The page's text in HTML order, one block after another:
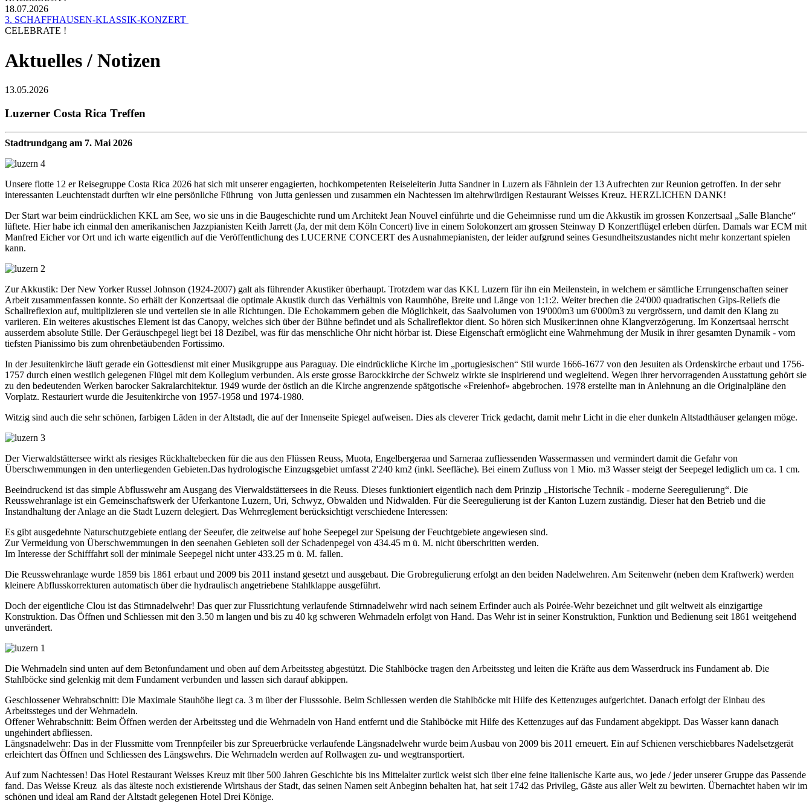
18.07.2026
3. SCHAFFHAUSEN-KLASSIK-KONZERT
CELEBRATE !
Aktuelles / Notizen
13.05.2026
Luzerner Costa Rica Treffen
Stadtrundgang am 7. Mai 2026
Unsere flotte 12 er Reisegruppe Costa Rica 2026 hat sich mit unserer engagierten, hochkompetenten Reiseleiterin Jutta Sandner in Luzern als Fähnlein der 13 Aufrechten zur Reunion getroffen. In der sehr
interessanten Leuchtenstadt durften wir eine persönliche Führung von Jutta geniessen und zusammen ein Nachtessen im altehrwürdigen Restaurant Weisses Kreuz. HERZLICHEN DANK!
Der Start war beim eindrücklichen KKL am See, wo sie uns in die Baugeschichte rund um Architekt Jean Nouvel einführte und die Geheimnisse rund um die Akkustik im grossen Konzertsaal „Salle Blanche“
lüftete. Hier habe ich einmal den amerikanischen Jazzpianisten Keith Jarrett (Ja, der mit dem Köln Concert) live in einem Solokonzert am grossen Steinway D Konzertflügel erleben dürfen. Damals war ECM mit
Manfred Eicher vor Ort und ich warte eigentlich auf die Veröffentlichung des LUCERNE CONCERT des Ausnahmepianisten, der leider aufgrund seines Gesundheitszustandes nicht mehr konzertant spielen
kann.
Zur Akkustik: Der New Yorker Russel Johnson (1924-2007) galt als führender Akustiker überhaupt. Trotzdem war das KKL Luzern für ihn ein Meilenstein, in welchem er sämtliche Errungenschaften seiner
Arbeit zusammenfassen konnte. So erhält der Konzertsaal die optimale Akustik durch das Verhältnis von Raumhöhe, Breite und Länge von 1:1:2. Weiter brechen die 24'000 quadratischen Gips-Reliefs die
Schallreflexion auf, multiplizieren sie und verteilen sie in alle Richtungen. Die Echokammern geben die Möglichkeit, das Saalvolumen von 19'000m3 um 6'000m3 zu vergrössern, und damit den Klang zu
variieren. Ein weiteres akustisches Element ist das Canopy, welches sich über der Bühne befindet und als Schallreflektor dient. So hören sich Musiker:innen ohne Klangverzögerung. Im Konzertsaal herrscht
ausserdem absolute Stille. Der Geräuschpegel liegt bei 18 Dezibel, was für das menschliche Ohr nicht hörbar ist. Diese Eigenschaft ermöglicht eine Wahrnehmung der Musik in ihrer gesamten Dynamik - vom
tiefsten Pianissimo bis zum ohrenbetäubenden Fortissimo.
In der Jesuitenkirche läuft gerade ein Gottesdienst mit einer Musikgruppe aus Paraguay. Die eindrückliche Kirche im „portugiesischen“ Stil wurde 1666-1677 von den Jesuiten als Ordenskirche erbaut und 1756-
1757 durch einen westlich gelegenen Flügel mit dem Kollegium verbunden. Als erste grosse Barockkirche der Schweiz wirkte sie inspirierend und wegleitend. Wegen ihrer hervorragenden Ausstattung gehört sie
zu den bedeutenden Werken barocker Sakralarchitektur. 1949 wurde der östlich an die Kirche angrenzende spätgotische «Freienhof» abgebrochen. 1978 erstellte man in Anlehnung an die Originalpläne den
Vorplatz. Restauriert wurde die Jesuitenkirche von 1957-1958 und 1974-1980.
Witzig sind auch die sehr schönen, farbigen Läden in der Altstadt, die auf der Innenseite Spiegel aufweisen. Dies als cleverer Trick gedacht, damit mehr Licht in die eher dunkeln Altstadthäuser gelangen möge.
Der Vierwaldstättersee wirkt als riesiges Rückhaltebecken für die aus den Flüssen Reuss, Muota, Engelbergeraa und Sarneraa zufliessenden Wassermassen und vermindert damit die Gefahr von
Überschwemmungen in den unterliegenden Gebieten.Das hydrologische Einzugsgebiet umfasst 2'240 km2 (inkl. Seefläche). Bei einem Zufluss von 1 Mio. m3 Wasser steigt der Seepegel lediglich um ca. 1 cm.
Beeindruckend ist das simple Abflusswehr am Ausgang des Vierwaldstättersees in die Reuss. Dieses funktioniert eigentlich nach dem Prinzip „Historische Technik - moderne Seeregulierung“. Die
Reusswehranlage ist ein Gemeinschaftswerk der Uferkantone Luzern, Uri, Schwyz, Obwalden und Nidwalden. Für die Seeregulierung ist der Kanton Luzern zuständig. Dieser hat den Betrieb und die
Instandhaltung der Anlage an die Stadt Luzern delegiert. Das Wehrreglement berücksichtigt verschiedene Interessen:
Es gibt ausgedehnte Naturschutzgebiete entlang der Seeufer, die zeitweise auf hohe Seepegel zur Speisung der Feuchtgebiete angewiesen sind.
Zur Vermeidung von Überschwemmungen in den seenahen Gebieten soll der Schadenpegel von 434.45 m ü. M. nicht überschritten werden.
Im Interesse der Schifffahrt soll der minimale Seepegel nicht unter 433.25 m ü. M. fallen.
Die Reusswehranlage wurde 1859 bis 1861 erbaut und 2009 bis 2011 instand gesetzt und ausgebaut. Die Grobregulierung erfolgt an den beiden Nadelwehren. Am Seitenwehr (neben dem Kraftwerk) werden
kleinere Abflusskorrekturen automatisch über die hydraulisch angetriebene Stahlklappe ausgeführt.
Doch der eigentliche Clou ist das Stirnnadelwehr! Das quer zur Flussrichtung verlaufende Stirnnadelwehr wird nach seinem Erfinder auch als Poirée-Wehr bezeichnet und gilt weltweit als einzigartige
Konstruktion. Das Öffnen und Schliessen mit den 3.50 m langen und bis zu 40 kg schweren Wehrnadeln erfolgt von Hand. Das Wehr ist in seiner Konstruktion, Funktion und Bedienung seit 1861 weitgehend
unverändert.
Die Wehrnadeln sind unten auf dem Betonfundament und oben auf dem Arbeitssteg abgestützt. Die Stahlböcke tragen den Arbeitssteg und leiten die Kräfte aus dem Wasserdruck ins Fundament ab. Die
Stahlböcke sind gelenkig mit dem Fundament verbunden und lassen sich darauf abkippen.
Geschlossener Wehrabschnitt: Die Maximale Stauhöhe liegt ca. 3 m über der Flusssohle. Beim Schliessen werden die Stahlböcke mit Hilfe des Kettenzuges aufgerichtet. Danach erfolgt der Einbau des
Arbeitssteges und der Wehrnadeln.
Offener Wehrabschnitt: Beim Öffnen werden der Arbeitssteg und die Wehrnadeln von Hand entfernt und die Stahlböcke mit Hilfe des Kettenzuges auf das Fundament abgekippt. Das Wasser kann danach
ungehindert abfliessen.
Längsnadelwehr: Das in der Flussmitte vom Trennpfeiler bis zur Spreuerbrücke verlaufende Längsnadelwehr wurde beim Ausbau von 2009 bis 2011 erneuert. Ein auf Schienen verschiebbares Nadelsetzgerät
erleichtert das Öffnen und Schliessen des Längswehrs. Die Wehrnadeln werden auf Rollwagen zu- und wegtransportiert.
Auf zum Nachtessen! Das Hotel Restaurant Weisses Kreuz mit über 500 Jahren Geschichte bis ins Mittelalter zurück weist sich über eine feine italienische Karte aus, wo jede / jeder unserer Gruppe das Passende
fand. Das Weisse Kreuz als das älteste noch existierende Wirtshaus der Stadt, das seinen Namen seit Anbeginn behalten hat, hat seit 1742 das Privileg, Gäste aus aller Welt zu bewirten. Übernachtet haben wir im
schönen und ideal am Rand der Altstadt gelegenen Hotel Drei Könige.